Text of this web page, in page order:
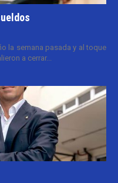
la semana pasada y al toque
a cerrar...